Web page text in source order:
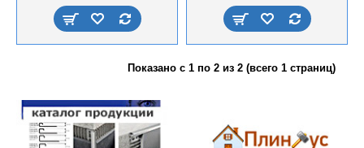
Показано с 1 по 2 из 2 (всего 1 страниц)